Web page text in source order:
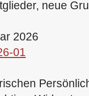
neue
2026
01